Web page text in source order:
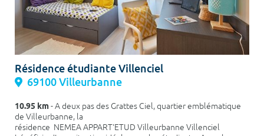
Résidence étudiante Villenciel
69100 Villeurbanne
10.95 km- A deux pas des Grattes Ciel, quartier emblématique
de Villeurbanne, la
résidence NEMEA APPART'ETUD Villeurbanne Villenciel